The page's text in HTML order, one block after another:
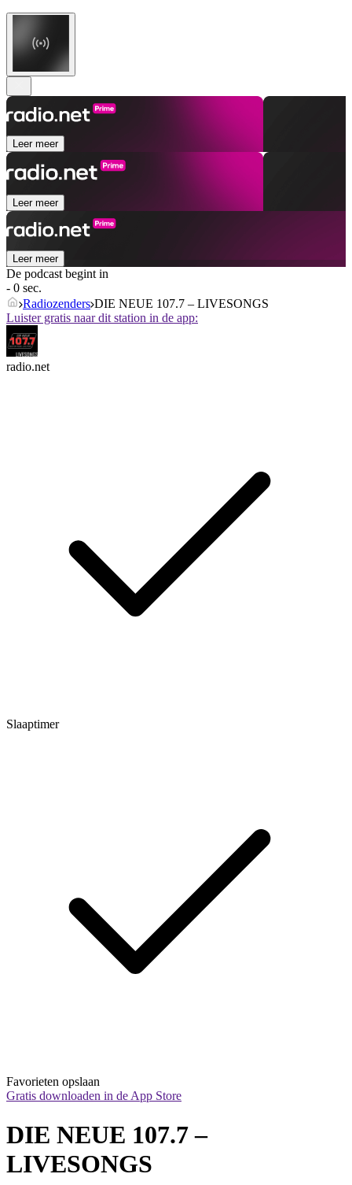
Leer meer
Leer meer
Leer meer
De podcast begint in
- 0 sec.
Radiozenders DIE NEUE 107.7 – LIVESONGS
Luister gratis naar dit station in de app:
radio.net
Slaaptimer
Favorieten opslaan
Gratis downloaden in de App Store
DIE NEUE 107.7 –
LIVESONGS